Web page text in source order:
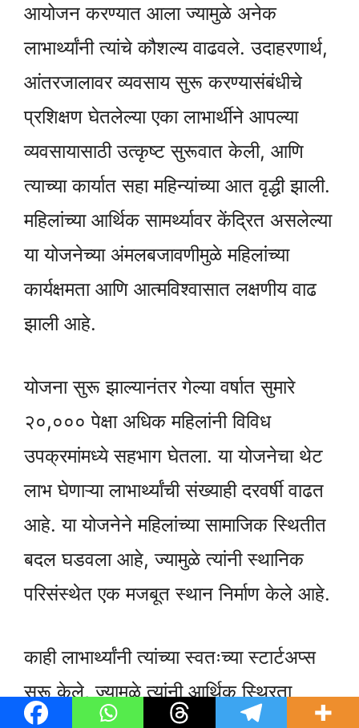
आयोजन करण्यात आला ज्यामुळे अनेक
लाभार्थ्यांनी त्यांचे कौशल्य वाढवले. उदाहरणार्थ,
आंतरजालावर व्यवसाय सुरू करण्यासंबंधीचे
प्रशिक्षण घेतलेल्या एका लाभार्थीने आपल्या
व्यवसायासाठी उत्कृष्ट सुरूवात केली, आणि
त्याच्या कार्यात सहा महिन्यांच्या आत वृद्धी झाली.
महिलांच्या आर्थिक सामर्थ्यावर केंद्रित असलेल्या
या योजनेच्या अंमलबजावणीमुळे महिलांच्या
कार्यक्षमता आणि आत्मविश्वासात लक्षणीय वाढ
झाली आहे.
योजना सुरू झाल्यानंतर गेल्या वर्षात सुमारे
२०,००० पेक्षा अधिक महिलांनी विविध
उपक्रमांमध्ये सहभाग घेतला. या योजनेचा थेट
लाभ घेणाऱ्या लाभार्थ्यांची संख्याही दरवर्षी वाढत
आहे. या योजनेने महिलांच्या सामाजिक स्थितीत
बदल घडवला आहे, ज्यामुळे त्यांनी स्थानिक
परिसंस्थेत एक मजबूत स्थान निर्माण केले आहे.
काही लाभार्थ्यांनी त्यांच्या स्वतःच्या स्टार्टअप्स
सुरू केले, ज्यामुळे त्यांनी आर्थिक स्थिरता